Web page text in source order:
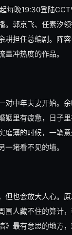
每晚19:30登陆
。郭京飞、任素汐
耕担任总编剧。阵
量冲热度的作品。
对中年夫妻开始。
姻里有疲惫，日子
磨薄的时候，一笔
一堵看不见的墙。
但也会放大人心。原
围人藏不住的算计
》最有意思的地方